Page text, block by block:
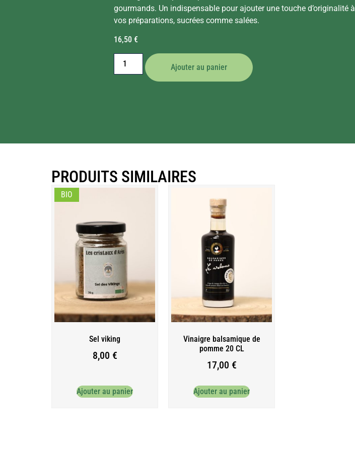
gourmands. Un indispensable pour ajouter une touche d’originalité à
vos préparations, sucrées comme salées.
16,50 €
Ajouter au panier
PRODUITS SIMILAIRES
BIO
Sel viking
8,00 €
Ajouter au panier
Vinaigre balsamique de
pomme 20 CL
17,00 €
Ajouter au panier